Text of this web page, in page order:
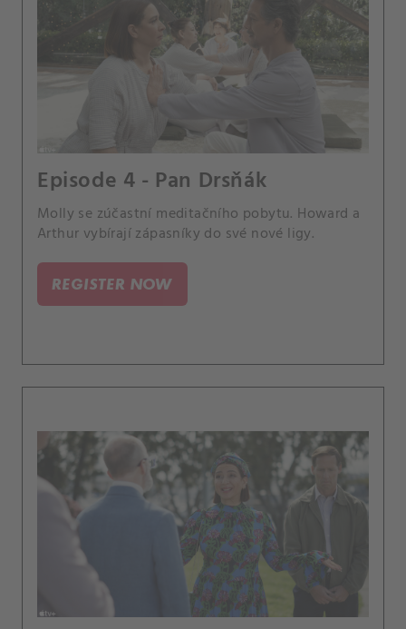
Episode 4 - Pan Drsňák
Molly se zúčastní meditačního pobytu. Howard a
Arthur vybírají zápasníky do své nové ligy.
REGISTER NOW